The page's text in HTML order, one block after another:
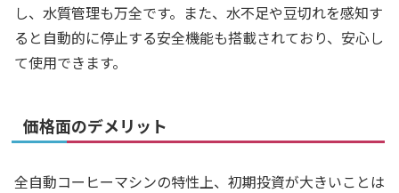
し、水質管理も万全です。また、水不足や豆切れを感知す
ると自動的に停止する安全機能も搭載されており、安心し
て使用できます。
価格面のデメリット
全自動コーヒーマシンの特性上、初期投資が大きいことは